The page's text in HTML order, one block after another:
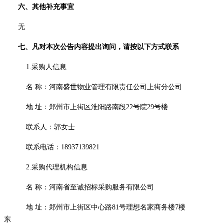
六、其他补充事宜
无
七、凡对本次公告内容提出询问，请按以下方式联系
1.采购人信息
名 称：河南盛世物业管理有限责任公司上街分公司
地 址：郑州市上街区淮阳路南段22号院29号楼
联系人：郭女士
联系电话： 18937139821
2.采购代理机构信息
名 称：河南省至诚招标采购服务有限公司
地 址：郑州市上街区中心路81号理想名家商务楼7楼
东